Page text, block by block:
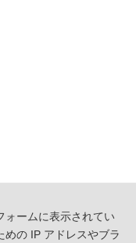
ォームに表示されてい
めの IP アドレスやブラ